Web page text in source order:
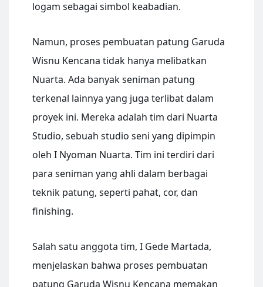
logam sebagai simbol keabadian.
Namun, proses pembuatan patung Garuda
Wisnu Kencana tidak hanya melibatkan
Nuarta. Ada banyak seniman patung
terkenal lainnya yang juga terlibat dalam
proyek ini. Mereka adalah tim dari Nuarta
Studio, sebuah studio seni yang dipimpin
oleh I Nyoman Nuarta. Tim ini terdiri dari
para seniman yang ahli dalam berbagai
teknik patung, seperti pahat, cor, dan
finishing.
Salah satu anggota tim, I Gede Martada,
menjelaskan bahwa proses pembuatan
patung Garuda Wisnu Kencana memakan